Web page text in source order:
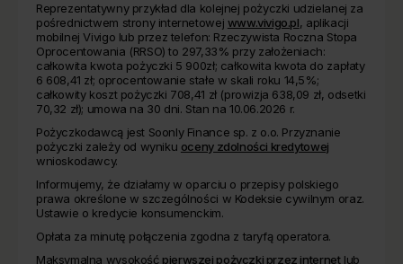
Reprezentatywny przykład dla kolejnej pożyczki udzielanej za
pośrednictwem strony internetowej www.vivigo.pl, aplikacji
mobilnej Vivigo lub przez telefon: Rzeczywista Roczna Stopa
Oprocentowania (RRSO) to 297,33% przy założeniach:
całkowita kwota pożyczki 5 900zł; całkowita kwota do zapłaty
6 608,41 zł; oprocentowanie stałe w skali roku 14,5%;
całkowity koszt pożyczki 708,41 zł (prowizja 638,09 zł, odsetki
70,32 zł); umowa na 30 dni. Stan na 10.06.2026 r.
Pożyczkodawcą jest Soonly Finance sp. z o.o. Przyznanie
pożyczki zależy od wyniku oceny zdolności kredytowej
wnioskodawcy.
Informujemy, że działamy w oparciu o przepisy polskiego
prawa określone w szczególności w Kodeksie cywilnym oraz.
Ustawie o kredycie konsumenckim.
Opłata za minutę połączenia zgodna z taryfą operatora.
Maksymalna wysokość pierwszej pożyczki przez internetlub